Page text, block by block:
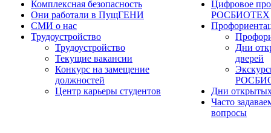
Комплексная безопасность
Они работали в ПущГЕНИ
СМИ о нас
Трудоустройство
Трудоустройство
Текущие вакансии
Конкурс на замещение
должностей
Центр карьеры студентов
Цифровое
РОСБИОТЕХ
Дни
дверей
Дни
Часто
вопросы